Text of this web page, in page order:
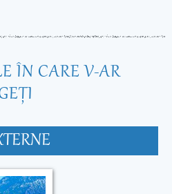
ÎN CARE V-AR